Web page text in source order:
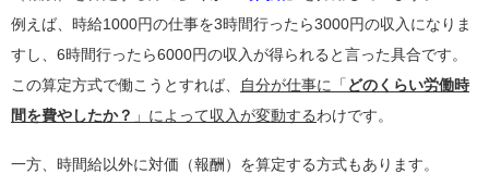
例えば、時給1000円の仕事を3時間行ったら3000円の収入になりま
すし、6時間行ったら6000円の収入が得られると言った具合です。
この算定方式で働こうとすれば、
自分が仕事に「 どのくらい労働時
間を費やしたか？ 」によって収入が変動する わけです。
一方、時間給以外に対価（報酬）を算定する方式もあります。